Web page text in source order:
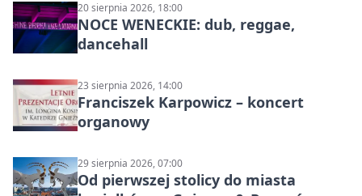
20 sierpnia 2026, 18:00
NOCE WENECKIE: dub, reggae,
dancehall
23 sierpnia 2026, 14:00
Franciszek Karpowicz – koncert
organowy
29 sierpnia 2026, 07:00
Od pierwszej stolicy do miasta